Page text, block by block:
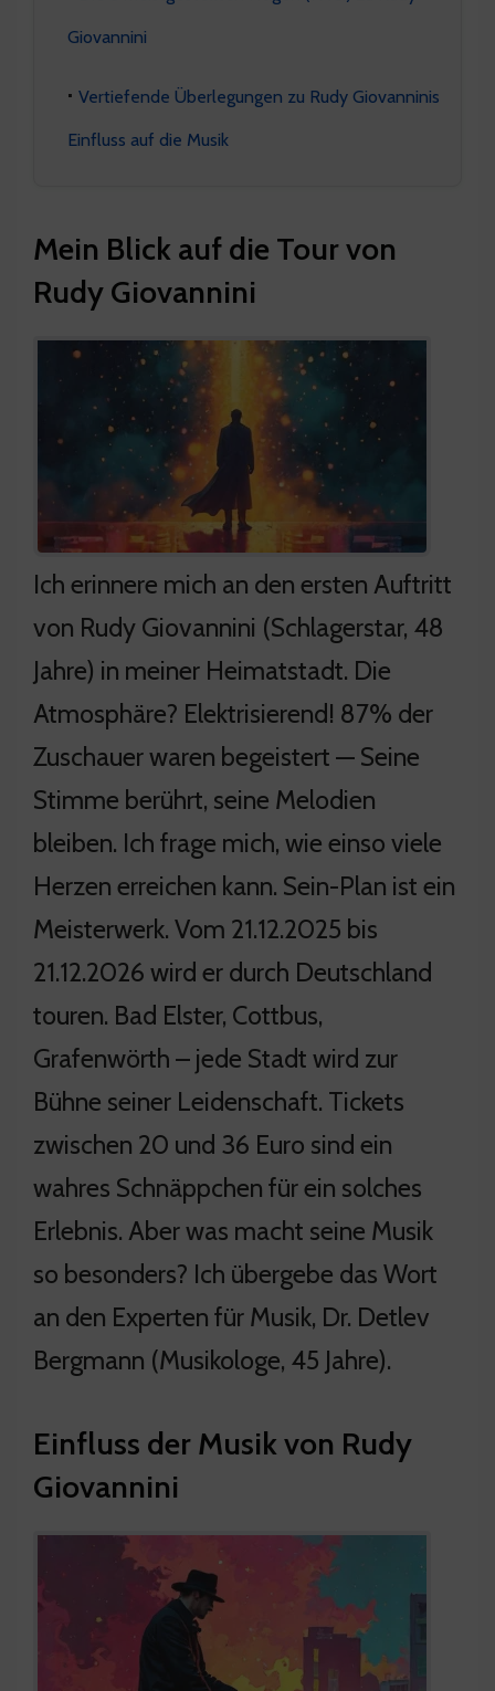
Giovannini
Vertiefende Überlegungen zu Rudy Giovanninis
Einfluss auf die Musik
Mein Blick auf die Tour von
Rudy Giovannini
Ich erinnere mich an den ersten Auftritt
von Rudy Giovannini (Schlagerstar, 48
Jahre) in meiner Heimatstadt. Die
Atmosphäre? Elektrisierend! 87% der
Zuschauer waren begeistert — Seine
Stimme berührt, seine Melodien
bleiben. Ich frage mich, wie einso viele
Herzen erreichen kann. Sein-Plan ist ein
Meisterwerk. Vom 21.12.2025 bis
21.12.2026 wird er durch Deutschland
touren. Bad Elster, Cottbus,
Grafenwörth – jede Stadt wird zur
Bühne seiner Leidenschaft. Tickets
zwischen 20 und 36 Euro sind ein
wahres Schnäppchen für ein solches
Erlebnis. Aber was macht seine Musik
so besonders? Ich übergebe das Wort
an den Experten für Musik, Dr. Detlev
Bergmann (Musikologe, 45 Jahre).
Einfluss der Musik von Rudy
Giovannini